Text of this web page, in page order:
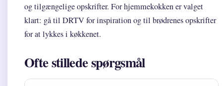
og tilgængelige opskrifter. For hjemmekokken er valget
klart: gå til DRTV for inspiration og til brødrenes opskrifter
for at lykkes i køkkenet.
Ofte stillede spørgsmål